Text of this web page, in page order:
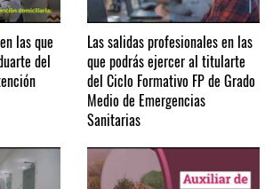
las que
del
Las salidas profesionales en las
que podrás ejercer al titularte
del Ciclo Formativo FP de Grado
Medio de Emergencias
Sanitarias